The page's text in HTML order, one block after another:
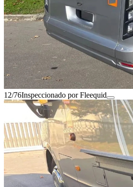
12/76Inspeccionado por Fleequid